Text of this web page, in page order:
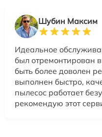
Шубин Максим
Идеальное
был отремонтирован
быть более доволен
выполнен быстро,
пылесос работает
рекомендую этот